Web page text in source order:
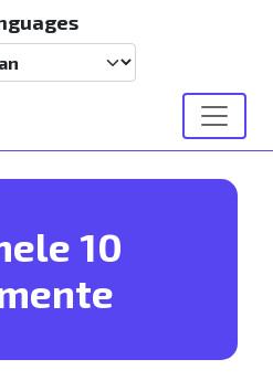
Select your language
10